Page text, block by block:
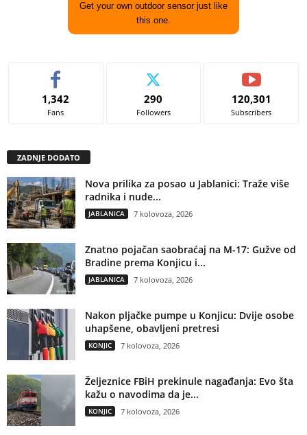
Get your own outdoor sensor just like
this one.
1,342
Fans
290
Followers
120,301
Subscribers
ZADNJE DODATO
Nova prilika za posao u Jablanici: Traže više
radnika i nude...
JABLANICA 7 kolovoza, 2026
Znatno pojačan saobraćaj na M-17: Gužve od
Bradine prema Konjicu i...
JABLANICA 7 kolovoza, 2026
Nakon pljačke pumpe u Konjicu: Dvije osobe
uhapšene, obavljeni pretresi
KONJIC 7 kolovoza, 2026
Željeznice FBiH prekinule nagađanja: Evo šta
kažu o navodima da je...
KONJIC 7 kolovoza, 2026